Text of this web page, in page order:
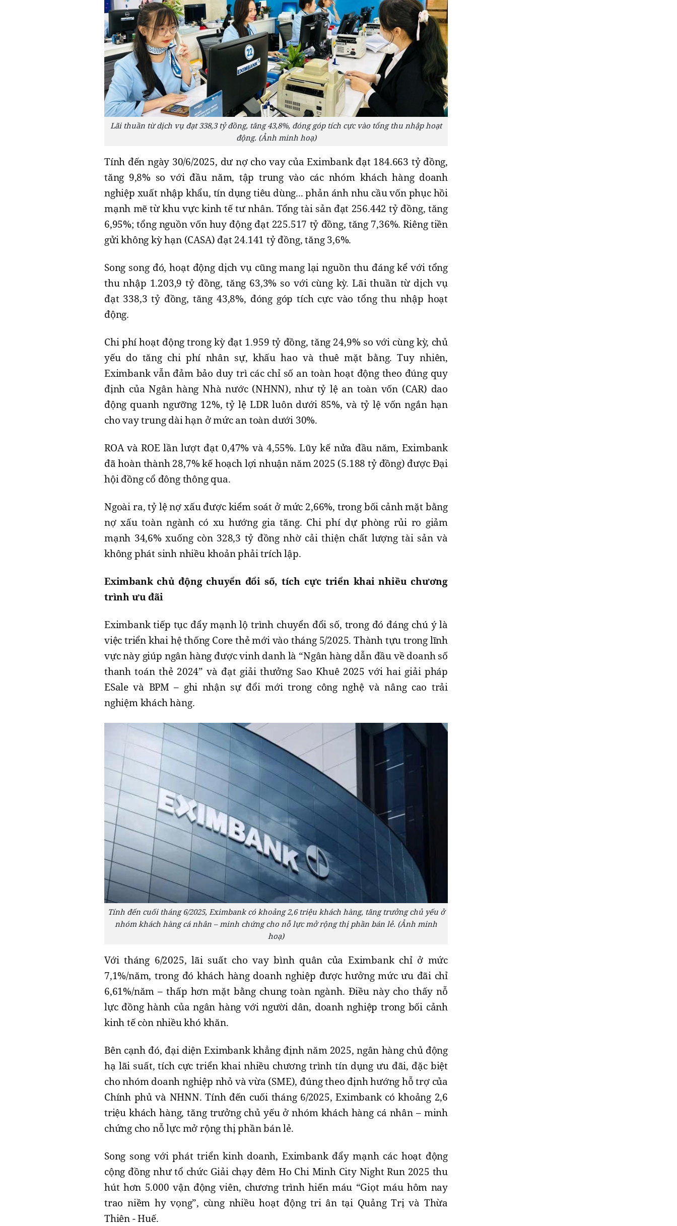
Lãi thuần từ dịch vụ đạt 338,3 tỷ đồng, tăng 43,8%, đóng góp tích cực vào tổng thu nhập hoạt
động. (Ảnh minh hoạ)
Tính đến ngày 30/6/2025, dư nợ cho vay của Eximbank đạt 184.663 tỷ đồng,
tăng 9,8% so với đầu năm, tập trung vào các nhóm khách hàng doanh
nghiệp xuất nhập khẩu, tín dụng tiêu dùng... phản ánh nhu cầu vốn phục hồi
mạnh mẽ từ khu vực kinh tế tư nhân. Tổng tài sản đạt 256.442 tỷ đồng, tăng
6,95%; tổng nguồn vốn huy động đạt 225.517 tỷ đồng, tăng 7,36%. Riêng tiền
gửi không kỳ hạn (CASA) đạt 24.141 tỷ đồng, tăng 3,6%.
Song song đó, hoạt động dịch vụ cũng mang lại nguồn thu đáng kể với tổng
thu nhập 1.203,9 tỷ đồng, tăng 63,3% so với cùng kỳ. Lãi thuần từ dịch vụ
đạt 338,3 tỷ đồng, tăng 43,8%, đóng góp tích cực vào tổng thu nhập hoạt
động.
Chi phí hoạt động trong kỳ đạt 1.959 tỷ đồng, tăng 24,9% so với cùng kỳ, chủ
yếu do tăng chi phí nhân sự, khấu hao và thuê mặt bằng. Tuy nhiên,
Eximbank vẫn đảm bảo duy trì các chỉ số an toàn hoạt động theo đúng quy
định của Ngân hàng Nhà nước (NHNN), như tỷ lệ an toàn vốn (CAR) dao
động quanh ngưỡng 12%, tỷ lệ LDR luôn dưới 85%, và tỷ lệ vốn ngắn hạn
cho vay trung dài hạn ở mức an toàn dưới 30%.
ROA và ROE lần lượt đạt 0,47% và 4,55%. Lũy kế nửa đầu năm, Eximbank
đã hoàn thành 28,7% kế hoạch lợi nhuận năm 2025 (5.188 tỷ đồng) được Đại
hội đồng cổ đông thông qua.
Ngoài ra, tỷ lệ nợ xấu được kiểm soát ở mức 2,66%, trong bối cảnh mặt bằng
nợ xấu toàn ngành có xu hướng gia tăng. Chi phí dự phòng rủi ro giảm
mạnh 34,6% xuống còn 328,3 tỷ đồng nhờ cải thiện chất lượng tài sản và
không phát sinh nhiều khoản phải trích lập.
Eximbank chủ động chuyển đổi số, tích cực triển khai nhiều chương
trình ưu đãi
Eximbank tiếp tục đẩy mạnh lộ trình chuyển đổi số, trong đó đáng chú ý là
việc triển khai hệ thống Core thẻ mới vào tháng 5/2025. Thành tựu trong lĩnh
vực này giúp ngân hàng được vinh danh là “Ngân hàng dẫn đầu về doanh số
thanh toán thẻ 2024” và đạt giải thưởng Sao Khuê 2025 với hai giải pháp
ESale và BPM – ghi nhận sự đổi mới trong công nghệ và nâng cao trải
nghiệm khách hàng.
Tính đến cuối tháng 6/2025, Eximbank có khoảng 2,6 triệu khách hàng, tăng trưởng chủ yếu ở
nhóm khách hàng cá nhân – minh chứng cho nỗ lực mở rộng thị phần bán lẻ. (Ảnh minh
hoạ)
Với tháng 6/2025, lãi suất cho vay bình quân của Eximbank chỉ ở mức
7,1%/năm, trong đó khách hàng doanh nghiệp được hưởng mức ưu đãi chỉ
6,61%/năm – thấp hơn mặt bằng chung toàn ngành. Điều này cho thấy nỗ
lực đồng hành của ngân hàng với người dân, doanh nghiệp trong bối cảnh
kinh tế còn nhiều khó khăn.
Bên cạnh đó, đại diện Eximbank khẳng định năm 2025, ngân hàng chủ động
hạ lãi suất, tích cực triển khai nhiều chương trình tín dụng ưu đãi, đặc biệt
cho nhóm doanh nghiệp nhỏ và vừa (SME), đúng theo định hướng hỗ trợ của
Chính phủ và NHNN. Tính đến cuối tháng 6/2025, Eximbank có khoảng 2,6
triệu khách hàng, tăng trưởng chủ yếu ở nhóm khách hàng cá nhân – minh
chứng cho nỗ lực mở rộng thị phần bán lẻ.
Song song với phát triển kinh doanh, Eximbank đẩy mạnh các hoạt động
cộng đồng như tổ chức Giải chạy đêm Ho Chi Minh City Night Run 2025 thu
hút hơn 5.000 vận động viên, chương trình hiến máu “Giọt máu hôm nay
trao niềm hy vọng”, cùng nhiều hoạt động tri ân tại Quảng Trị và Thừa
Thiên - Huế.